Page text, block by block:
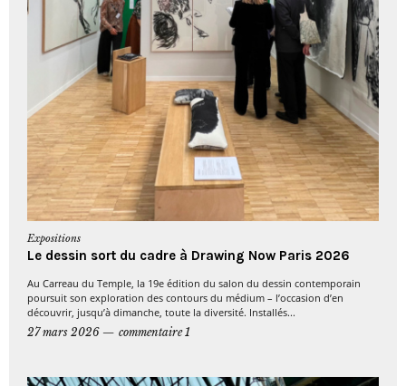
Expositions
Le dessin sort du cadre à Drawing Now Paris 2026
Au Carreau du Temple, la 19e édition du salon du dessin contemporain
poursuit son exploration des contours du médium – l’occasion d’en
découvrir, jusqu’à dimanche, toute la diversité. Installés...
27 mars 2026
commentaire 1